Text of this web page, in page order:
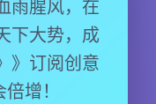
雨腥风，在
下大势，成
》订阅创意
增！